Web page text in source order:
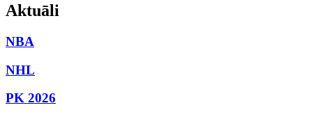
Aktuāli
NBA
NHL
PK 2026